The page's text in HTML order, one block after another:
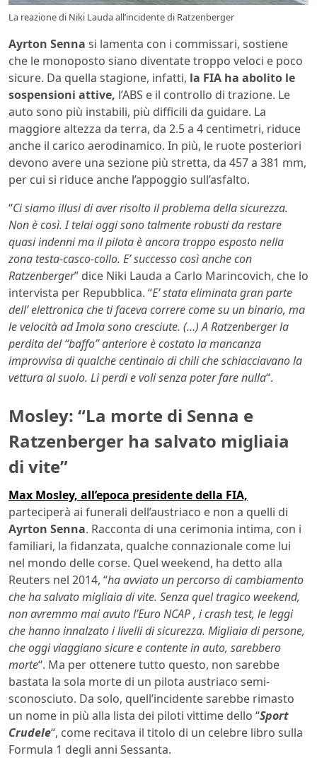
La reazione di Niki Lauda all’incidente di Ratzenberger
Ayrton Senna si lamenta con i commissari, sostiene
che le monoposto siano diventate troppo veloci e poco
sicure. Da quella stagione, infatti, la FIA ha abolito le
sospensioni attive, l’ABS e il controllo di trazione. Le
auto sono più instabili, più difficili da guidare. La
maggiore altezza da terra, da 2.5 a 4 centimetri, riduce
anche il carico aerodinamico. In più, le ruote posteriori
devono avere una sezione più stretta, da 457 a 381 mm,
per cui si riduce anche l’appoggio sull’asfalto.
“Ci siamo illusi di aver risolto il problema della sicurezza.
Non è così. I telai oggi sono talmente robusti da restare
quasi indenni ma il pilota è ancora troppo esposto nella
zona testa-casco-collo. E’ successo così anche con
Ratzenberger” dice Niki Lauda a Carlo Marincovich, che lo
intervista per Repubblica. “E’ stata eliminata gran parte
dell’ elettronica che ti faceva correre come su un binario, ma
le velocità ad Imola sono cresciute. (…) A Ratzenberger la
perdita del “baffo” anteriore è costato la mancanza
improvvisa di qualche centinaio di chili che schiacciavano la
vettura al suolo. Li perdi e voli senza poter fare nulla“.
Mosley: “La morte di Senna e
Ratzenberger ha salvato migliaia
di vite”
Max Mosley, all’epoca presidente della FIA,
parteciperà ai funerali dell’austriaco e non a quelli di
Ayrton Senna. Racconta di una cerimonia intima, con i
familiari, la fidanzata, qualche connazionale come lui
nel mondo delle corse. Quel weekend, ha detto alla
Reuters nel 2014, “ha avviato un percorso di cambiamento
che ha salvato migliaia di vite. Senza quel tragico weekend,
non avremmo mai avuto l’Euro NCAP , i crash test, le leggi
che hanno innalzato i livelli di sicurezza. Migliaia di persone,
che oggi viaggiano sicure e contente in auto, sarebbero
morte“. Ma per ottenere tutto questo, non sarebbe
bastata la sola morte di un pilota austriaco semi-
sconosciuto. Da solo, quell’incidente sarebbe rimasto
un nome in più alla lista dei piloti vittime dello “Sport
Crudele“, come recitava il titolo di un celebre libro sulla
Formula 1 degli anni Sessanta.